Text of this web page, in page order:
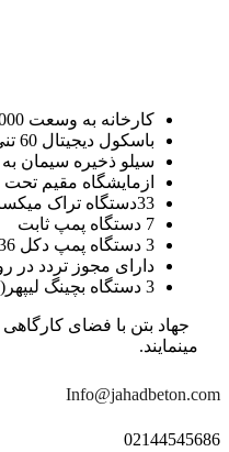
کارخانه به وسعت 20000 متر مربع
باسکول دیجیتال 60 تنی استاندارد
سیلو ذخیره سیمان به مقدار
ازمایشگاه مقیم تحت
33دستگاه تراک میکسر
7 دستگاه پمپ ثابت
3 دستگاه پمپ دکل 36-42-52 متری
دارای مجوز تردد در
3 دستگاه بچینگ لیپهر(2دستگاه 1متری و 1 دستگاه 1/2 متری با توان تولید 150 متر مکعب در ساعت)
مینمایند.
Info@jahadbeton.com
02144545686